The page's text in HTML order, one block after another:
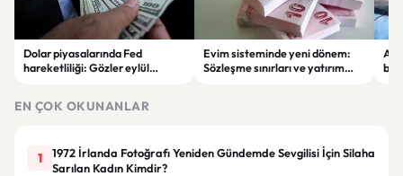
Dolar piyasalarında Fed
hareketliliği: Gözler eylül
Evim sisteminde yeni dönem:
Sözleşme sınırları ve yatırım
EN ÇOK OKUNANLAR
1
1972 İrlanda Fotoğrafı Yeniden Gündemde Sevgilisi İçin Silaha
Sarılan Kadın Kimdir?